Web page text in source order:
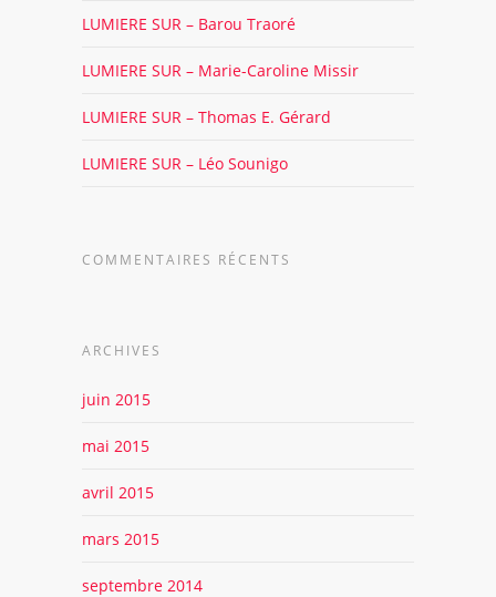
LUMIERE SUR – Barou Traoré
LUMIERE SUR – Marie-Caroline Missir
LUMIERE SUR – Thomas E. Gérard
LUMIERE SUR – Léo Sounigo
COMMENTAIRES RÉCENTS
ARCHIVES
juin 2015
mai 2015
avril 2015
mars 2015
septembre 2014